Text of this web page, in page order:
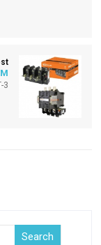
3